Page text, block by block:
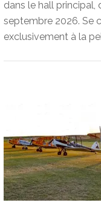
dans le hall principal,
septembre 2026. Se
exclusivement à la